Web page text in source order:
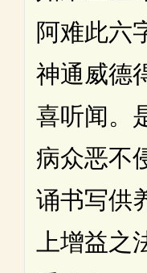
阿难此六
神通威德
喜听闻。
病众恶不
诵书写供
上增益之